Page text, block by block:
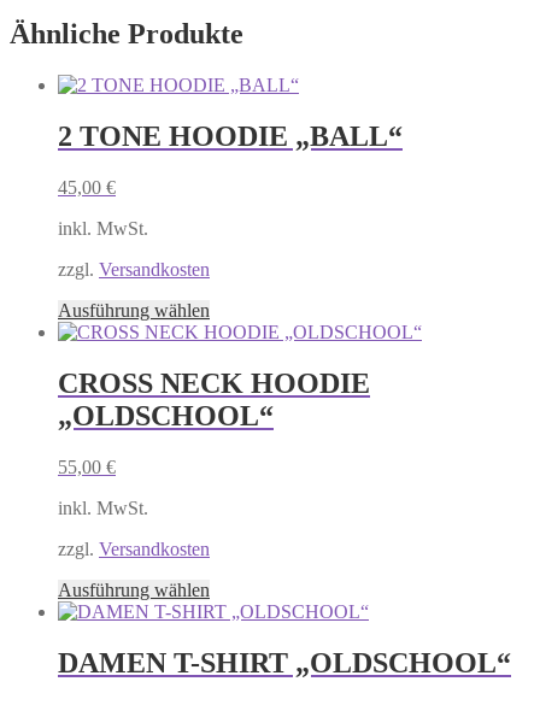
Ähnliche Produkte
2 TONE HOODIE „BALL“
45,00 €
inkl. MwSt.
zzgl. Versandkosten
Ausführung wählen
Produkt
mehrere
Varianten
auf.
werden
CROSS NECK HOODIE
„OLDSCHOOL“
55,00 €
inkl. MwSt.
zzgl. Versandkosten
Ausführung wählen
Produkt
mehrere
Varianten
DAMEN T-SHIRT „OLDSCHOOL“